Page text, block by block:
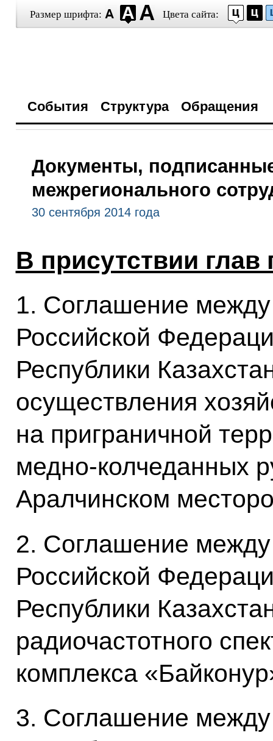
Размер шрифта: Цвета сайта:
События Структура Обращения
Документы,
межрегионального
30 сентября 2014 года
В присутствии глав
1. Соглашение
Российской
Республики
осуществления
на приграничной
медно-колчеданных
Аралчинском
2. Соглашение
Российской
Республики
радиочастотного
комплекса
3. Соглашение